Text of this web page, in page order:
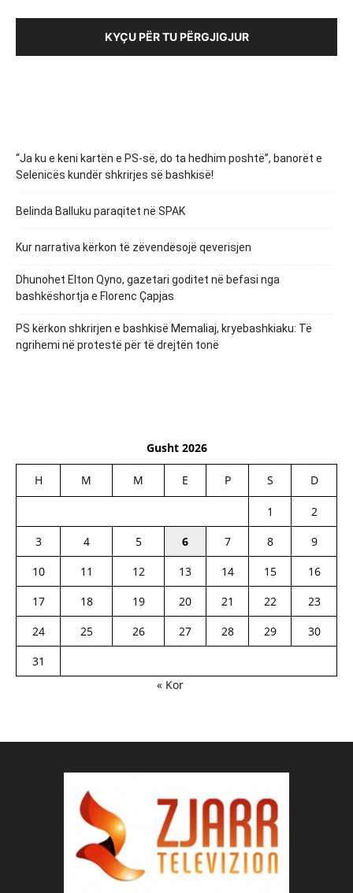
KYÇU PËR TU PËRGJIGJUR
“Ja ku e keni kartën e PS-së, do ta hedhim poshtë”, banorët e
Selenicës kundër shkrirjes së bashkisë!
Belinda Balluku paraqitet në SPAK
Kur narrativa kërkon të zëvendësojë qeverisjen
Dhunohet Elton Qyno, gazetari goditet në befasi nga
bashkëshortja e Florenc Çapjas
PS kërkon shkrirjen e bashkisë Memaliaj, kryebashkiaku: Të
ngrihemi në protestë për të drejtën tonë
Gusht 2026
H M M E P S D
1
2
3
4 5 6 7 8
9
10
11 12 13 14 15
16
17
18 19 20 21 22
23
24
25 26 27 28 29
30
31
« Kor